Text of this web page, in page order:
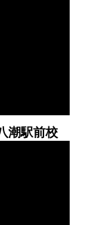
潮駅前校